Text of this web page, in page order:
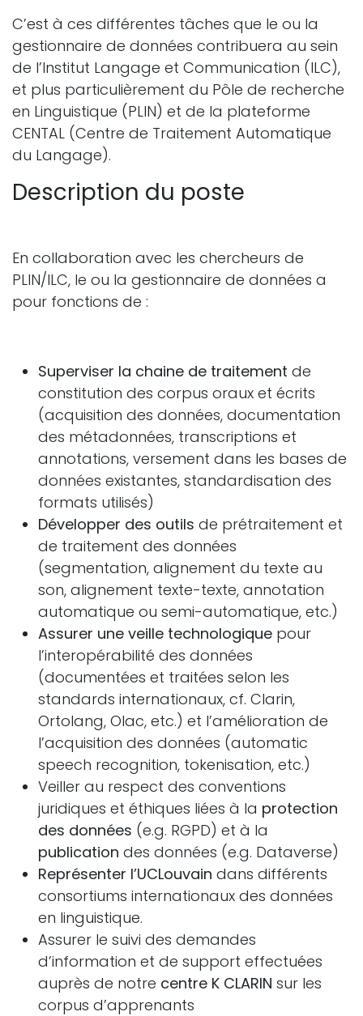
C’est à ces différentes tâches que le ou la
gestionnaire de données contribuera au sein
de l’Institut Langage et Communication (ILC),
et plus particulièrement du Pôle de recherche
en Linguistique (PLIN) et de la plateforme
CENTAL (Centre de Traitement Automatique
du Langage).
Description du poste
En collaboration avec les chercheurs de
PLIN/ILC, le ou la gestionnaire de données a
pour fonctions de :
Superviser la chaine de traitement de
constitution des corpus oraux et écrits
(acquisition des données, documentation
des métadonnées, transcriptions et
annotations, versement dans les bases de
données existantes, standardisation des
formats utilisés)
Développer des outils de prétraitement et
de traitement des données
(segmentation, alignement du texte au
son, alignement texte-texte, annotation
automatique ou semi-automatique, etc.)
Assurer une veille technologique pour
l’interopérabilité des données
(documentées et traitées selon les
standards internationaux, cf. Clarin,
Ortolang, Olac, etc.) et l’amélioration de
l’acquisition des données (automatic
speech recognition, tokenisation, etc.)
Veiller au respect des conventions
juridiques et éthiques liées à la protection
des données (e.g. RGPD) et à la
publication des données (e.g. Dataverse)
Représenter l’UCLouvain dans différents
consortiums internationaux des données
en linguistique.
Assurer le suivi des demandes
d’information et de support effectuées
auprès de notre centre K CLARIN sur les
corpus d’apprenants